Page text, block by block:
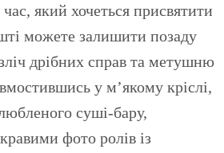
можете залишити позаду
дрібних справ та метушню
у м’якому кріслі,
суші-бару,
фото ролів із